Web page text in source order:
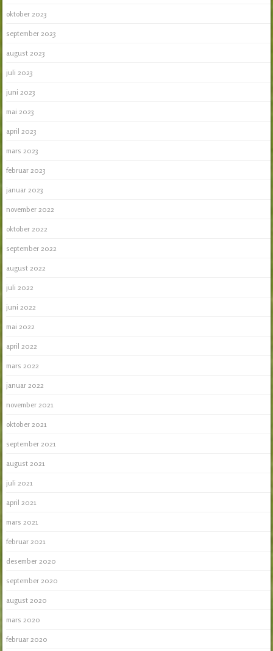
oktober 2023
september 2023
august 2023
juli 2023
juni 2023
mai 2023
april 2023
mars 2023
februar 2023
januar 2023
november 2022
oktober 2022
september 2022
august 2022
juli 2022
juni 2022
mai 2022
april 2022
mars 2022
januar 2022
november 2021
oktober 2021
september 2021
august 2021
juli 2021
april 2021
mars 2021
februar 2021
desember 2020
september 2020
august 2020
mars 2020
februar 2020